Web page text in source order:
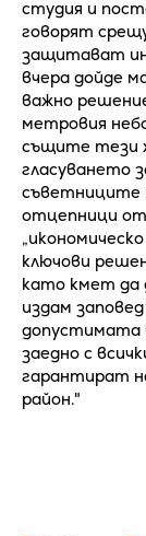
студия и
говорят
защитават
вчера дойде
важно
метровия
същите тези
гласуването
отцепници
ключови
като кмет да
издам
допустимата
заедно с
гарантират
район."